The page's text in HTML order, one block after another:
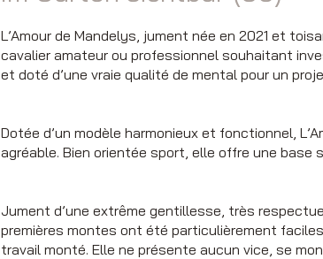
L’Amour de Mandelys, jument née en 2021 et
cavalier amateur ou professionnel souhaitant
et doté d’une vraie qualité de mental pour un
Dotée d’un modèle harmonieux et fonctionnel,
agréable. Bien orientée sport, elle offre une
Jument d’une extrême gentillesse, très
premières montes ont été particulièrement
travail monté. Elle ne présente aucun vice, se